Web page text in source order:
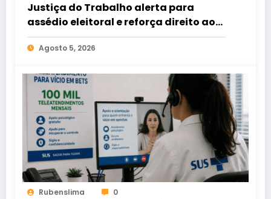
Justiça do Trabalho alerta para
assédio eleitoral e reforça direito ao
voto livre nas relações de trabalho
Agosto 5, 2026
Rubenslima 0